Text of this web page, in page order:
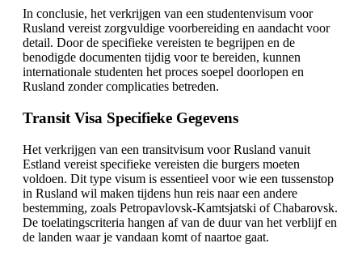
In conclusie, het verkrijgen van een studentenvisum voor
Rusland vereist zorgvuldige voorbereiding en aandacht voor
detail. Door de specifieke vereisten te begrijpen en de
benodigde documenten tijdig voor te bereiden, kunnen
internationale studenten het proces soepel doorlopen en
Rusland zonder complicaties betreden.
Transit Visa Specifieke Gegevens
Het verkrijgen van een transitvisum voor Rusland vanuit
Estland vereist specifieke vereisten die burgers moeten
voldoen. Dit type visum is essentieel voor wie een tussenstop
in Rusland wil maken tijdens hun reis naar een andere
bestemming, zoals Petropavlovsk-Kamtsjatski of Chabarovsk.
De toelatingscriteria hangen af van de duur van het verblijf en
de landen waar je vandaan komt of naartoe gaat.